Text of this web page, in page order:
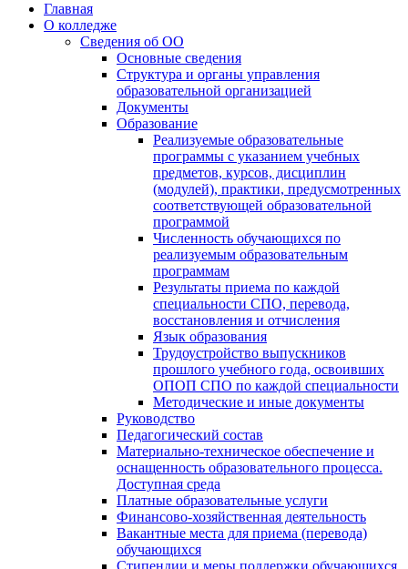
Главная
О колледже
Сведения об ОО
Основные сведения
Структура и органы управления
образовательной организацией
Документы
Образование
Реализуемые образовательные
программы с указанием учебных
предметов, курсов, дисциплин
(модулей), практики, предусмотренных
соответствующей образовательной
программой
Численность обучающихся по
реализуемым образовательным
программам
Результаты приема по каждой
специальности СПО, перевода,
восстановления и отчисления
Язык образования
Трудоустройство выпускников
прошлого учебного года, освоивших
ОПОП СПО по каждой специальности
Методические и иные документы
Руководство
Педагогический состав
Материально-техническое обеспечение и
оснащенность образовательного процесса.
Доступная среда
Платные образовательные услуги
Финансово-хозяйственная деятельность
Вакантные места для приема (перевода)
обучающихся
Стипендии и меры поддержки обучающихся